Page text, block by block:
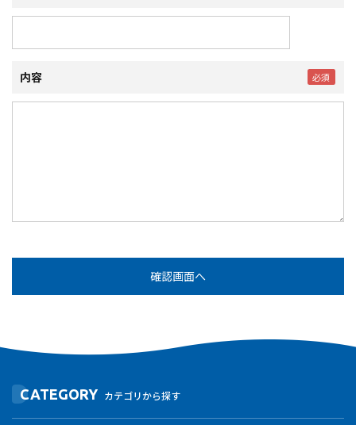
内容
CATEGORY カテゴリから探す